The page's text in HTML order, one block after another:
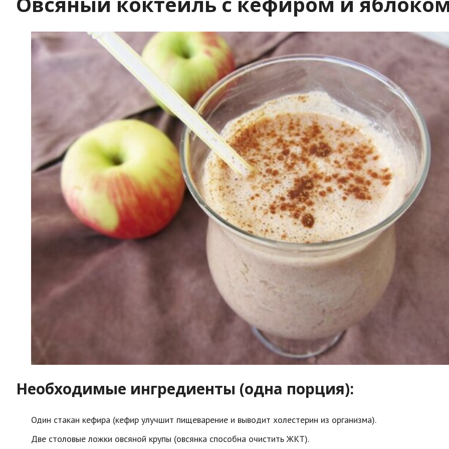
Необходимые ингредиенты (одна порция):
Один стакан кефира (кефир улучшит пищеварение и выводит холестерин из организма).
Две столовые ложки овсяной крупы (овсянка способна очистить ЖКТ).